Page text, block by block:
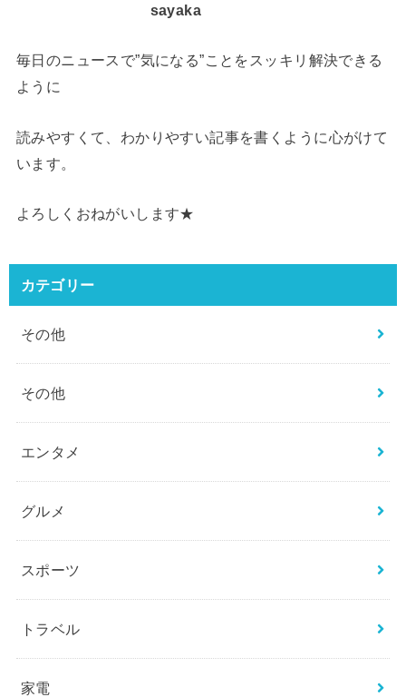
sayaka
毎日のニュースで”気になる”ことをスッキリ解決できる
ように
読みやすくて、わかりやすい記事を書くように心がけて
います。
よろしくおねがいします★
カテゴリー
その他
その他
エンタメ
グルメ
スポーツ
トラベル
家電